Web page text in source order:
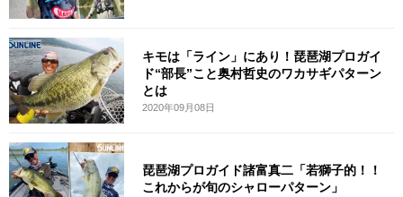
キモは「ライン」にあり！琵琶湖プロガイ
ド“部長”こと奥村哲史のワカサギパターン
とは
2020年09月08日
琵琶湖プロガイド諸富真二「若獅子的！！
これからが旬のシャローパターン」